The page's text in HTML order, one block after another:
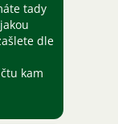
tady
dle
kam